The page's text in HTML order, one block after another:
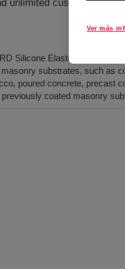
unlimited custom colors.
Silicone Elastomeric
substrates, such as
poured concrete, precast
coated masonry
Ver más